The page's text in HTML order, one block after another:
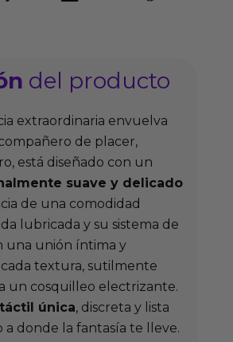
del producto
extraordinaria envuelva
de placer,
está diseñado con un
suave y delicado
de una comodidad
lubricada y su sistema de
una unión íntima y
textura, sutilmente
un cosquilleo electrizante.
única, discreta y lista
a donde la fantasía te lleve.